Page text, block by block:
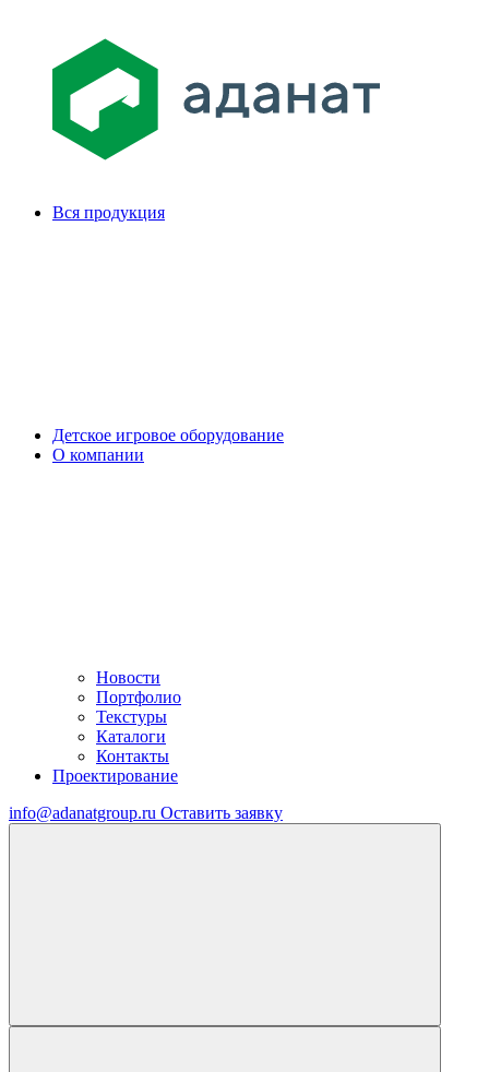
Вся продукция
Детское игровое оборудование
О компании
Новости
Портфолио
Текстуры
Каталоги
Контакты
Проектирование
info@adanatgroup.ru Оставить заявку